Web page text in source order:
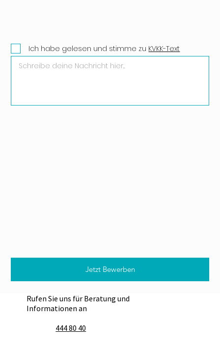
Jetzt Bewerben
Ich habe gelesen und stimme zu KVKK-Text
Rufen Sie uns für Beratung und
Informationen an
444 80 40